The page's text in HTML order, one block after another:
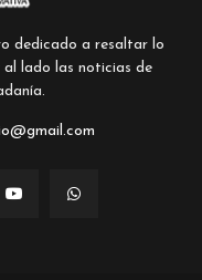
dedicado a resaltar lo
al lado las noticias de